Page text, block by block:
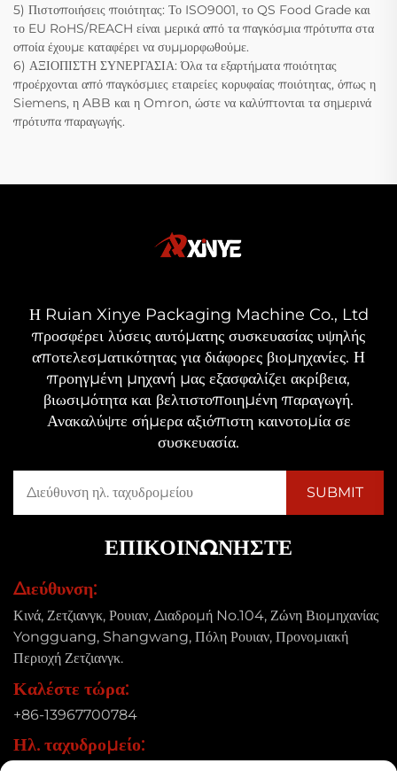
5) Πιστοποιήσεις ποιότητας: Το ISO9001, το QS Food Grade και
το EU RoHS/REACH είναι μερικά από τα παγκόσμια πρότυπα στα
οποία έχουμε καταφέρει να συμμορφωθούμε.
6) ΑΞΙΟΠΙΣΤΗ ΣΥΝΕΡΓΑΣΙΑ: Όλα τα εξαρτήματα ποιότητας
προέρχονται από παγκόσμιες εταιρείες κορυφαίας ποιότητας, όπως η
Siemens, η ABB και η Omron, ώστε να καλύπτονται τα σημερινά
πρότυπα παραγωγής.
Η Ruian Xinye Packaging Machine Co., Ltd
προσφέρει λύσεις αυτόματης συσκευασίας υψηλής
αποτελεσματικότητας για διάφορες βιομηχανίες. Η
προηγμένη μηχανή μας εξασφαλίζει ακρίβεια,
βιωσιμότητα και βελτιστοποιημένη παραγωγή.
Ανακαλύψτε σήμερα αξιόπιστη καινοτομία σε
συσκευασία.
ΕΠΙΚΟΙΝΩΝΉΣΤΕ
Διεύθυνση:
Κινά, Ζετζιανγκ, Ρουιαν, Διαδρομή No.104, Ζώνη Βιομηχανίας
Yongguang, Shangwang, Πόλη Ρουιαν, Προνομιακή
Περιοχή Ζετζιανγκ.
Καλέστε τώρα:
+86-13967700784
Ηλ. ταχυδρομείο: